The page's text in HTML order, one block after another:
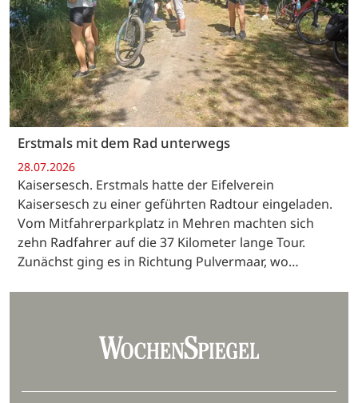
Erstmals mit dem Rad unterwegs
28.07.2026
Kaisersesch. Erstmals hatte der Eifelverein
Kaisersesch zu einer geführten Radtour eingeladen.
Vom Mitfahrerparkplatz in Mehren machten sich
zehn Radfahrer auf die 37 Kilometer lange Tour.
Zunächst ging es in Richtung Pulvermaar, wo…